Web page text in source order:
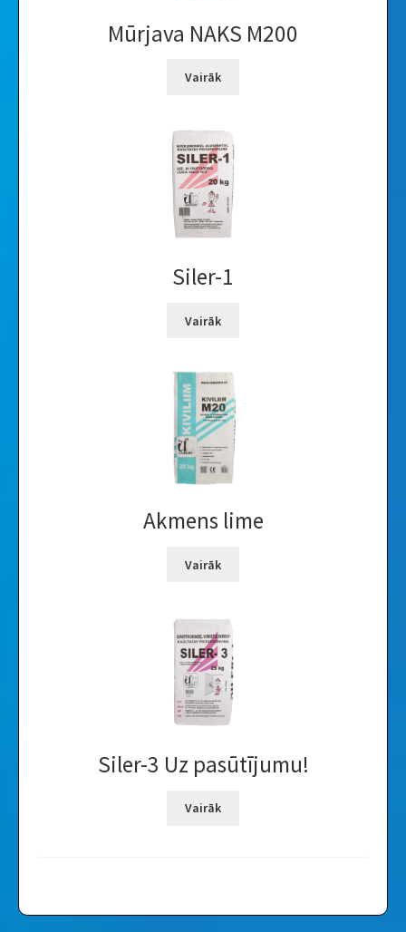
Mūrjava NAKS M200
Vairāk
Siler-1
Vairāk
Akmens lime
Vairāk
Siler-3 Uz pasūtījumu!
Vairāk